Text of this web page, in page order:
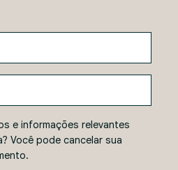
e informações relevantes
Você pode cancelar sua